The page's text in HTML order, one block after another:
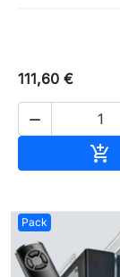
111,60 €


Pack